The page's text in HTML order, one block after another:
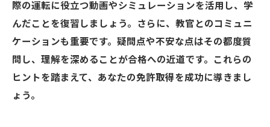
際の運転に役立つ動画やシミュレーションを活用し、学
んだことを復習しましょう。さらに、教官とのコミュニ
ケーションも重要です。疑問点や不安な点はその都度質
問し、理解を深めることが合格への近道です。これらの
ヒントを踏まえて、あなたの免許取得を成功に導きまし
ょう。